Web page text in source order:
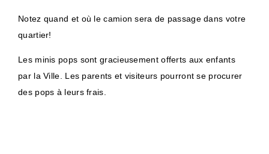
Notez quand et où le camion sera de passage dans votre
quartier!
Les minis pops sont gracieusement offerts aux enfants
par la Ville. Les parents et visiteurs pourront se procurer
des pops à leurs frais.